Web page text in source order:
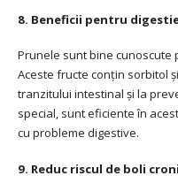
8. Beneficii pentru
Prunele sunt bine
Aceste fructe conțin sorbitol
tranzitului intestinal și la
special, sunt eficiente în
cu probleme digestive.
9. Reduc riscul de boli